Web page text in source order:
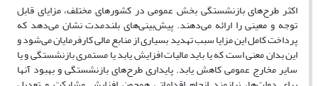
اکثر طرح‌های بازنشستگی بخش عمومی در کشورهای مختلف، مزایای قابل
توجه و معینی را ارائه می‌دهند. پیش‌بینی‌های بلندمدت نشان می‌دهد که
پرداخت کامل این مزایا سبب تهدید بسیاری از منابع مالی کارفرمایان می‌شود و
این بدان معنی است که یا باید مالیات افزایش یابد یا مستمری بازنشستگی و یا
سایر مخارج عمومی کاهش یابد. پایداری طرح‌های بازنشستگی و بهبود آنها